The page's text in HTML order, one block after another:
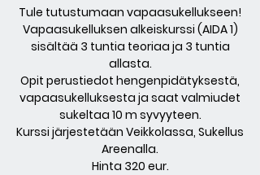
Tule tutustumaan vapaasukellukseen!
Vapaasukelluksen alkeiskurssi (AIDA 1)
sisältää 3 tuntia teoriaa ja 3 tuntia
allasta.
Opit perustiedot hengenpidätyksestä,
vapaasukelluksesta ja saat valmiudet
sukeltaa 10 m syvyyteen.
Kurssi järjestetään Veikkolassa, Sukellus
Areenalla.
Hinta 320 eur.